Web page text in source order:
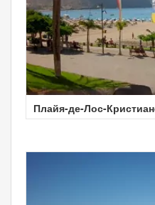
Плайя-де-Лос-